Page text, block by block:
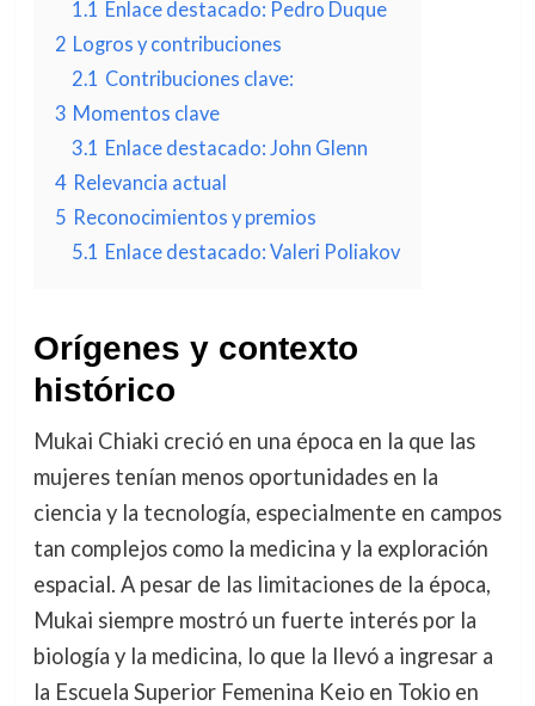
1.1 Enlace destacado: Pedro Duque
2 Logros y contribuciones
2.1 Contribuciones clave:
3 Momentos clave
3.1 Enlace destacado: John Glenn
4 Relevancia actual
5 Reconocimientos y premios
5.1 Enlace destacado: Valeri Poliakov
Orígenes y contexto
histórico
Mukai Chiaki creció en una época en la que las
mujeres tenían menos oportunidades en la
ciencia y la tecnología, especialmente en campos
tan complejos como la medicina y la exploración
espacial. A pesar de las limitaciones de la época,
Mukai siempre mostró un fuerte interés por la
biología y la medicina, lo que la llevó a ingresar a
la Escuela Superior Femenina Keio en Tokio en